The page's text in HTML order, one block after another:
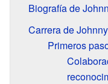
Biografía de
Carrera de
Primeros